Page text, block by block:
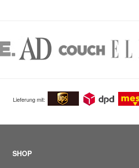
Lieferung mit:
SHOP